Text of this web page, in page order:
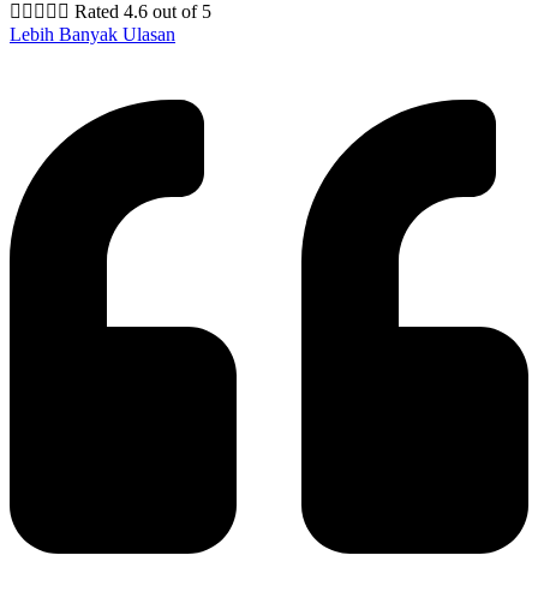
     Rated 4.6 out of 5
Lebih Banyak Ulasan